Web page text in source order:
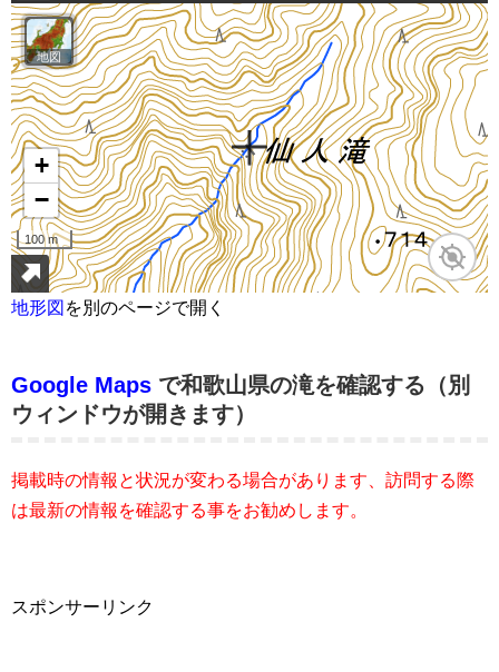
地形図 を別のページで開く
Google Maps で和歌山県の滝を確認する（別
ウィンドウが開きます）
掲載時の情報と状況が変わる場合があります、訪問する際
は最新の情報を確認する事をお勧めします。
スポンサーリンク